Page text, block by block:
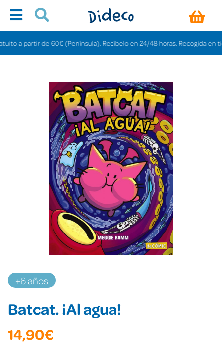
a partir de 60€ (Península). Recíbelo en 24/48 horas. Recogida en
+6 años
Batcat. ¡Al agua!
14,90€